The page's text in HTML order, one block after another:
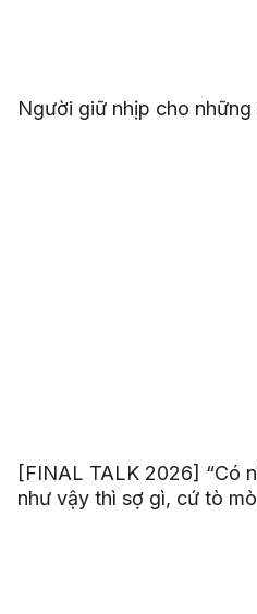
Người giữ nhịp cho
[FINAL TALK 2026] “Có
như vậy thì sợ gì, cứ tò